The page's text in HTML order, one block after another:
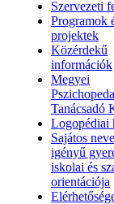
Szervezeti
Programok
projektek
Közérdekű
információk
Megyei
Tanácsadó
Logopédiai
Sajátos
igényű
iskolai és
orientációja